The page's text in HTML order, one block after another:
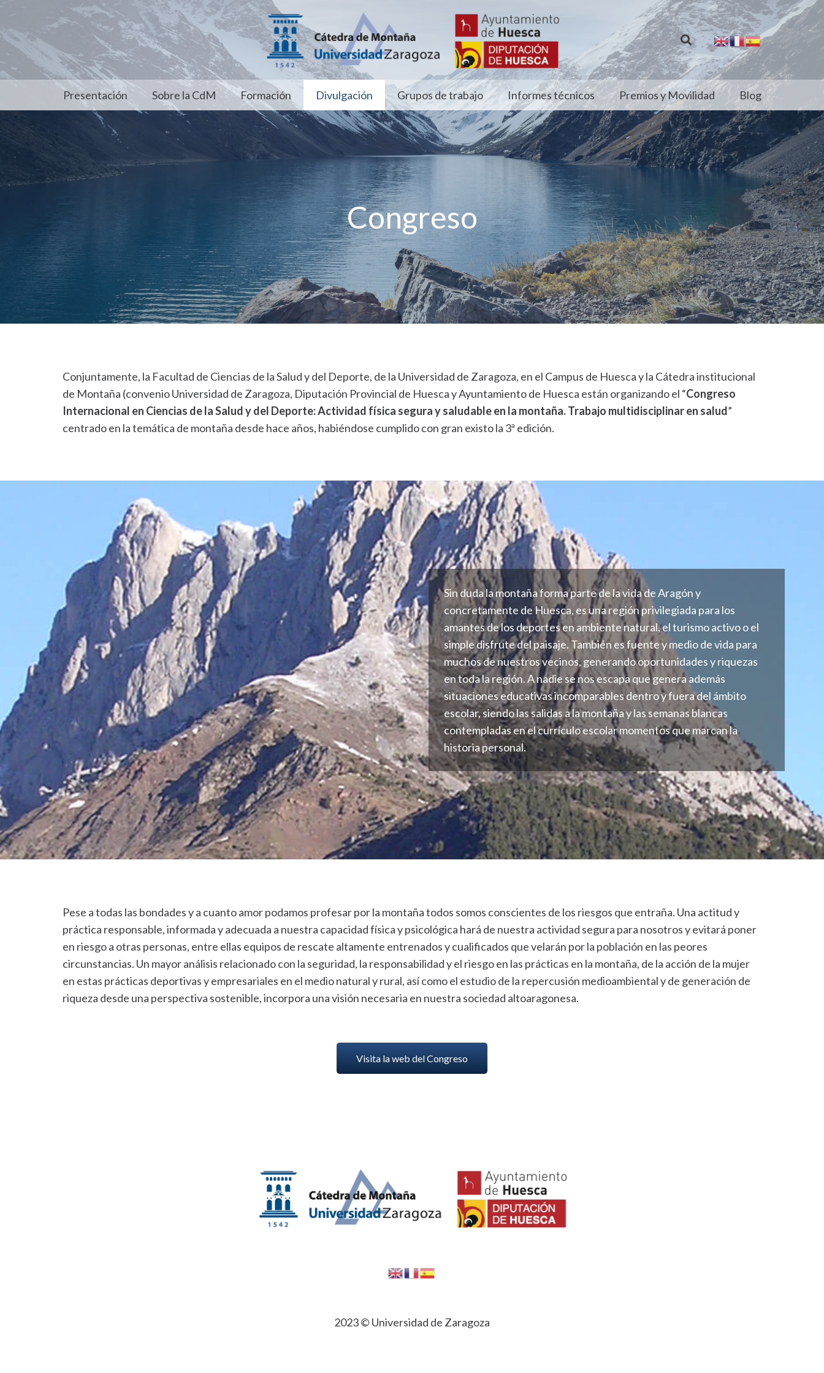
Presentación Sobre la CdM Formación Divulgación Grupos de trabajo Informes técnicos Premios y Movilidad Blog
Congreso
Conjuntamente, la Facultad de Ciencias de la Salud y del Deporte, de la Universidad de Zaragoza, en el Campus de Huesca y la Cátedra institucional
de Montaña (convenio Universidad de Zaragoza, Diputación Provincial de Huesca y Ayuntamiento de Huesca están organizando el “Congreso
Internacional en Ciencias de la Salud y del Deporte: Actividad física segura y saludable en la montaña. Trabajo multidisciplinar en salud”
centrado en la temática de montaña desde hace años, habiéndose cumplido con gran existo la 3ª edición.
Sin duda la montaña forma parte de la vida de Aragón y
concretamente de Huesca, es una región privilegiada para los
amantes de los deportes en ambiente natural, el turismo activo o el
simple disfrute del paisaje. También es fuente y medio de vida para
muchos de nuestros vecinos, generando oportunidades y riquezas
en toda la región. A nadie se nos escapa que genera además
situaciones educativas incomparables dentro y fuera del ámbito
escolar, siendo las salidas a la montaña y las semanas blancas
contempladas en el currículo escolar momentos que marcan la
historia personal.
Pese a todas las bondades y a cuanto amor podamos profesar por la montaña todos somos conscientes de los riesgos que entraña. Una actitud y
práctica responsable, informada y adecuada a nuestra capacidad física y psicológica hará de nuestra actividad segura para nosotros y evitará poner
en riesgo a otras personas, entre ellas equipos de rescate altamente entrenados y cualificados que velarán por la población en las peores
circunstancias. Un mayor análisis relacionado con la seguridad, la responsabilidad y el riesgo en las prácticas en la montaña, de la acción de la mujer
en estas prácticas deportivas y empresariales en el medio natural y rural, así como el estudio de la repercusión medioambiental y de generación de
riqueza desde una perspectiva sostenible, incorpora una visión necesaria en nuestra sociedad altoaragonesa.
Visita la web del Congreso
2023 © Universidad de Zaragoza